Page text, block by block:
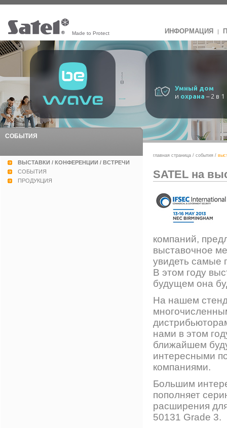
Made to Protect ИНФОРМАЦИЯ |
Умный дом
и охрана – 2 в 1
СОБЫТИЯ
ВЫСТАВКИ / КОНФЕРЕНЦИИ / ВСТРЕЧИ
СОБЫТИЯ
ПРОДУКЦИЯ
главная страница / события /
SATEL на
компаний,
выставочное
увидеть самые
В этом году
будущем она
На нашем
нами в этом
ближайшем
интересными
компаниями.
Большим
пополняет
расширения
50131 Grade 3.